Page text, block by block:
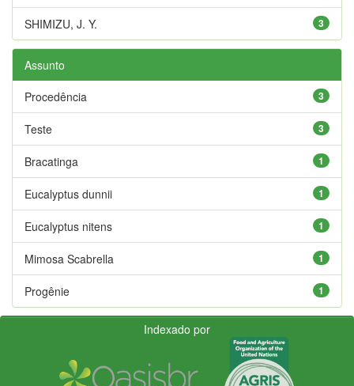
3
SHIMIZU, J. Y.
Assunto
3
Procedência
3
Teste
1
Bracatinga
1
Eucalyptus dunnii
1
Eucalyptus nitens
1
Mimosa Scabrella
1
Progênie
Indexado por